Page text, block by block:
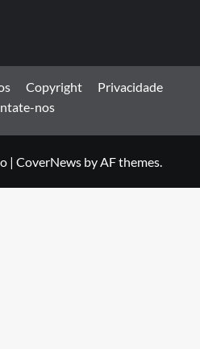
Copyright
Privacidade
nos
| CoverNews by AF themes.